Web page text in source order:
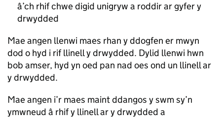
â’ch rhif chwe digid unigryw a roddir ar gyfer y
drwydded
Mae angen llenwi maes rhan y ddogfen er mwyn
dod o hyd i rif llinell y drwydded. Dylid llenwi hwn
bob amser, hyd yn oed pan nad oes ond un llinell ar
y drwydded.
Mae angen i’r maes maint ddangos y swm sy’n
ymwneud â rhif y llinell ar y drwydded a